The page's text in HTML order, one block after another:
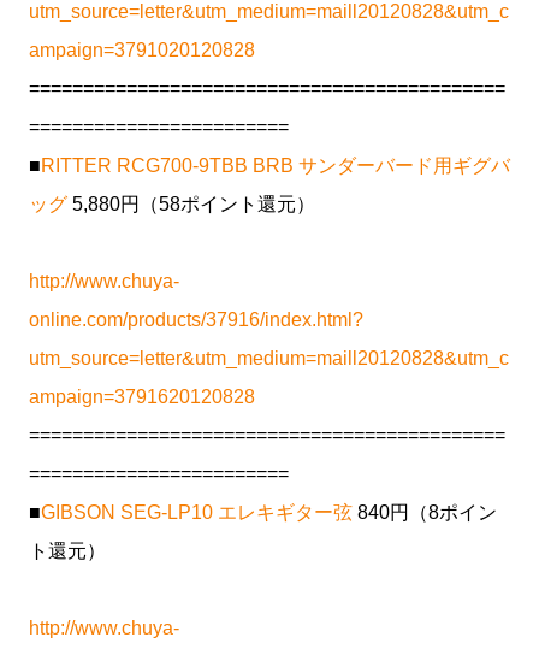
utm_source=letter&utm_medium=maill20120828&utm_c
ampaign=3791020120828
============================================
========================
■RITTER RCG700-9TBB BRB サンダーバード用ギグバ
ッグ 5,880円（58ポイント還元）
http://www.chuya-
online.com/products/37916/index.html?
utm_source=letter&utm_medium=maill20120828&utm_c
ampaign=3791620120828
============================================
========================
■GIBSON SEG-LP10 エレキギター弦 840円（8ポイン
ト還元）
http://www.chuya-